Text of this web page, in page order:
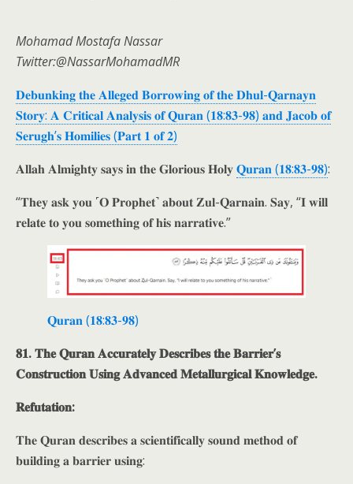
Mohamad Mostafa Nassar
Twitter:@NassarMohamadMR
𝐃𝐞𝐛𝐮𝐧𝐤𝐢𝐧𝐠 𝐭𝐡𝐞 𝐀𝐥𝐥𝐞𝐠𝐞𝐝 𝐁𝐨𝐫𝐫𝐨𝐰𝐢𝐧𝐠 𝐨𝐟 𝐭𝐡𝐞 𝐃𝐡𝐮𝐥-𝐐𝐚𝐫𝐧𝐚𝐲𝐧
𝐒𝐭𝐨𝐫𝐲: 𝐀 𝐂𝐫𝐢𝐭𝐢𝐜𝐚𝐥 𝐀𝐧𝐚𝐥𝐲𝐬𝐢𝐬 𝐨𝐟 𝐐𝐮𝐫𝐚𝐧 (𝟏𝟖:𝟖𝟑-𝟗𝟖) 𝐚𝐧𝐝 𝐉𝐚𝐜𝐨𝐛 𝐨𝐟
𝐒𝐞𝐫𝐮𝐠𝐡’𝐬 𝐇𝐨𝐦𝐢𝐥𝐢𝐞𝐬 (𝐏𝐚𝐫𝐭 𝟏 𝐨𝐟 𝟐)
𝐀𝐥𝐥𝐚𝐡 𝐀𝐥𝐦𝐢𝐠𝐡𝐭𝐲 𝐬𝐚𝐲𝐬 𝐢𝐧 𝐭𝐡𝐞 𝐆𝐥𝐨𝐫𝐢𝐨𝐮𝐬 𝐇𝐨𝐥𝐲𝐐𝐮𝐫𝐚𝐧 (𝟏𝟖:𝟖𝟑-𝟗𝟖):
“𝐓𝐡𝐞𝐲 𝐚𝐬𝐤 𝐲𝐨𝐮 ˹𝐎 𝐏𝐫𝐨𝐩𝐡𝐞𝐭˺ 𝐚𝐛𝐨𝐮𝐭 𝐙𝐮𝐥-𝐐𝐚𝐫𝐧𝐚𝐢𝐧. 𝐒𝐚𝐲, “𝐈 𝐰𝐢𝐥𝐥
𝐫𝐞𝐥𝐚𝐭𝐞 𝐭𝐨 𝐲𝐨𝐮 𝐬𝐨𝐦𝐞𝐭𝐡𝐢𝐧𝐠 𝐨𝐟 𝐡𝐢𝐬 𝐧𝐚𝐫𝐫𝐚𝐭𝐢𝐯𝐞.”
𝐐𝐮𝐫𝐚𝐧 (𝟏𝟖:𝟖𝟑-𝟗𝟖)
𝟖𝟏. 𝐓𝐡𝐞 𝐐𝐮𝐫𝐚𝐧 𝐀𝐜𝐜𝐮𝐫𝐚𝐭𝐞𝐥𝐲 𝐃𝐞𝐬𝐜𝐫𝐢𝐛𝐞𝐬 𝐭𝐡𝐞 𝐁𝐚𝐫𝐫𝐢𝐞𝐫’𝐬
𝐂𝐨𝐧𝐬𝐭𝐫𝐮𝐜𝐭𝐢𝐨𝐧 𝐔𝐬𝐢𝐧𝐠 𝐀𝐝𝐯𝐚𝐧𝐜𝐞𝐝 𝐌𝐞𝐭𝐚𝐥𝐥𝐮𝐫𝐠𝐢𝐜𝐚𝐥 𝐊𝐧𝐨𝐰𝐥𝐞𝐝𝐠𝐞.
𝐑𝐞𝐟𝐮𝐭𝐚𝐭𝐢𝐨𝐧:
𝐓𝐡𝐞 𝐐𝐮𝐫𝐚𝐧 𝐝𝐞𝐬𝐜𝐫𝐢𝐛𝐞𝐬 𝐚 𝐬𝐜𝐢𝐞𝐧𝐭𝐢𝐟𝐢𝐜𝐚𝐥𝐥𝐲 𝐬𝐨𝐮𝐧𝐝 𝐦𝐞𝐭𝐡𝐨𝐝 𝐨𝐟
𝐛𝐮𝐢𝐥𝐝𝐢𝐧𝐠 𝐚 𝐛𝐚𝐫𝐫𝐢𝐞𝐫 𝐮𝐬𝐢𝐧𝐠: